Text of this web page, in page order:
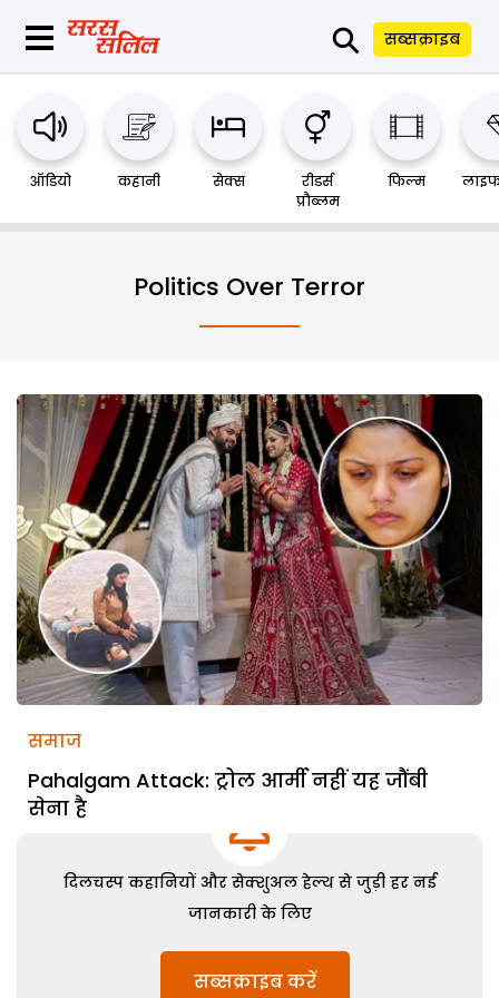
⚲ सब्सक्राइब
ऑडियो कहानी सेक्स
रीडर्स
प्रौब्लम
फिल्म
Politics Over Terror
समाज
Pahalgam Attack: ट्रोल आर्मी नहीं यह जौंबी
सेना है
दिलचस्प कहानियों और सेक्शुअल हेल्थ से जुड़ी हर नई
जानकारी के लिए
सब्सक्राइब करें